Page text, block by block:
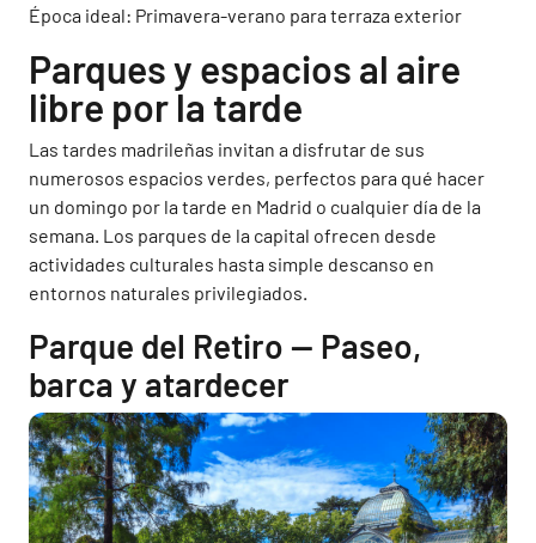
Época ideal: Primavera-verano para terraza exterior
Parques y espacios al aire
libre por la tarde
Las tardes madrileñas invitan a disfrutar de sus
numerosos espacios verdes, perfectos para qué hacer
un domingo por la tarde en Madrid o cualquier día de la
semana. Los parques de la capital ofrecen desde
actividades culturales hasta simple descanso en
entornos naturales privilegiados.
Parque del Retiro — Paseo,
barca y atardecer